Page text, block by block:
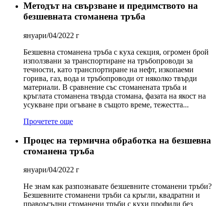
Методът на свързване и предимството на
безшевната стоманена тръба
януари/04/2022 г
Безшевна стоманена тръба с куха секция, огромен брой
използвани за транспортиране на тръбопроводи за
течности, като транспортиране на нефт, изкопаеми
горива, газ, вода и тръбопроводи от няколко твърди
материали. В сравнение със стоманената тръба и
кръглата стоманена твърда стомана, фазата на якост на
усукване при огъване в същото време, тежестта...
Прочетете още
Процес на термична обработка на безшевна
стоманена тръба
януари/04/2022 г
Не знам как разпознавате безшевните стоманени тръби?
Безшевните стоманени тръби са кръгли, квадратни и
правоъгълни стоманени тръби с кухи профили без